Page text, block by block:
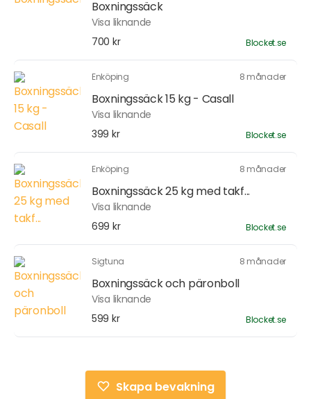
Boxningssäck
Visa liknande
700 kr
Blocket.se
Enköping 8 månader
Boxningssäck 15 kg - Casall
Visa liknande
399 kr
Blocket.se
Enköping 8 månader
Boxningssäck 25 kg med takf...
Visa liknande
699 kr
Blocket.se
Sigtuna 8 månader
Boxningssäck och päronboll
Visa liknande
599 kr
Blocket.se
Skapa bevakning